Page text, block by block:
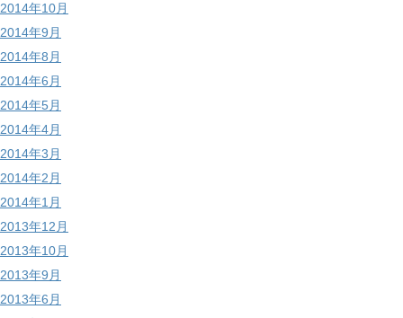
2014年10月
2014年9月
2014年8月
2014年6月
2014年5月
2014年4月
2014年3月
2014年2月
2014年1月
2013年12月
2013年10月
2013年9月
2013年6月